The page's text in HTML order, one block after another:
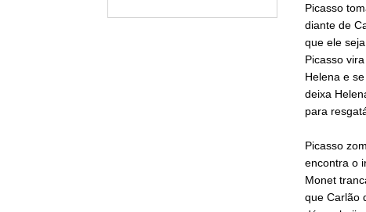
Picasso
diante de
que ele
Picasso
Helena e
deixa
para
Picasso
encontra o
Monet
que Carlão